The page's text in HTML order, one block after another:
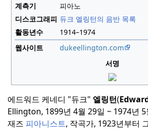
계측기
피아노
디스코그래피 듀크 엘링턴의 음반 목록
활동년수
1914–1974
웹사이트
dukeellington.com
서명
에드워드 케네디 "듀크" 엘링턴(
Ellington, 1899년 4월 29일 ~ 1974년 5
재즈 피아니스트, 작곡가, 1923년부터